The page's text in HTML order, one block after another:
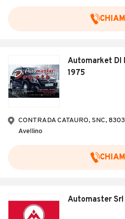
Automarket DI
1975
CONTRADA CATAURO, SNC,
Avellino
Automaster Srl